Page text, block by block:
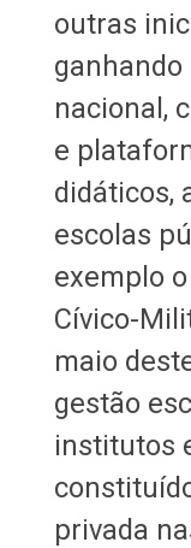
outras
nacional,
e
didáticos,
escolas
exemplo
Cívico-
maio
gestão
institutos
privada